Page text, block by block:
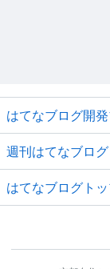
はてなブログ開
週刊はてなブログ
はてなブログト